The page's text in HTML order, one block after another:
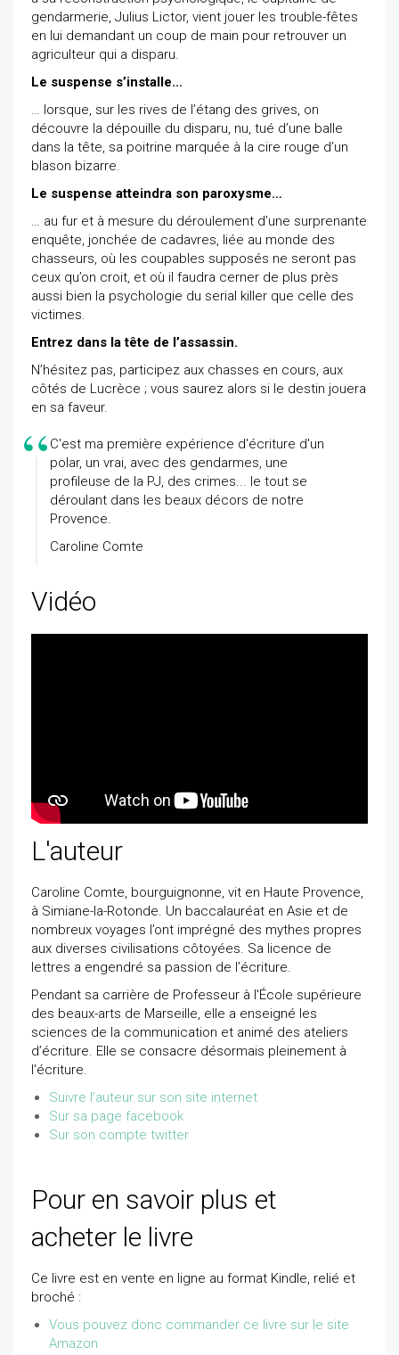
gendarmerie, Julius Lictor, vient jouer les trouble-fêtes
en lui demandant un coup de main pour retrouver un
agriculteur qui a disparu.
Le suspense s’installe…
… lorsque, sur les rives de l’étang des grives, on
découvre la dépouille du disparu, nu, tué d’une balle
dans la tête, sa poitrine marquée à la cire rouge d’un
blason bizarre.
Le suspense atteindra son paroxysme…
… au fur et à mesure du déroulement d’une surprenante
enquête, jonchée de cadavres, liée au monde des
chasseurs, où les coupables supposés ne seront pas
ceux qu’on croit, et où il faudra cerner de plus près
aussi bien la psychologie du serial killer que celle des
victimes.
Entrez dans la tête de l’assassin.
N’hésitez pas, participez aux chasses en cours, aux
côtés de Lucrèce ; vous saurez alors si le destin jouera
en sa faveur.
C'est ma première expérience d'écriture d'un
polar, un vrai, avec des gendarmes, une
profileuse de la PJ, des crimes... le tout se
déroulant dans les beaux décors de notre
Provence.
Caroline Comte
Vidéo
L'auteur
Caroline Comte, bourguignonne, vit en Haute Provence,
à Simiane-la-Rotonde. Un baccalauréat en Asie et de
nombreux voyages l’ont imprégné des mythes propres
aux diverses civilisations côtoyées. Sa licence de
lettres a engendré sa passion de l’écriture.
Pendant sa carrière de Professeur à l'École supérieure
des beaux-arts de Marseille, elle a enseigné les
sciences de la communication et animé des ateliers
d’écriture. Elle se consacre désormais pleinement à
l'écriture.
Suivre l’auteur sur son site internet
Sur sa page facebook
Sur son compte twitter
Pour en savoir plus et
acheter le livre
Ce livre est en vente en ligne au format Kindle, relié et
broché :
Vous pouvez donc commander ce livre sur le site
Amazon